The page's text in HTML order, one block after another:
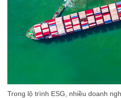
Trong lộ trình ESG, nhiều doanh